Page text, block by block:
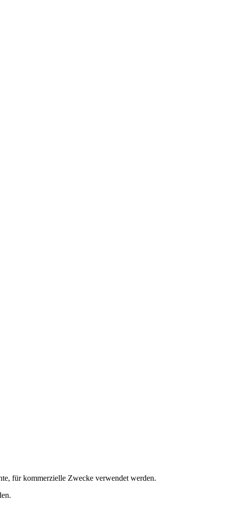
für kommerzielle Zwecke verwendet werden.